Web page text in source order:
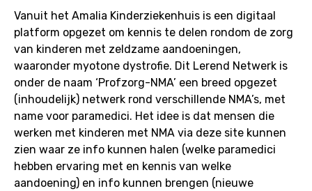
Vanuit het Amalia Kinderziekenhuis is een digitaal
platform opgezet om kennis te delen rondom de zorg
van kinderen met zeldzame aandoeningen,
waaronder myotone dystrofie. Dit Lerend Netwerk is
onder de naam ‘Profzorg-NMA’ een breed opgezet
(inhoudelijk) netwerk rond verschillende NMA’s, met
name voor paramedici. Het idee is dat mensen die
werken met kinderen met NMA via deze site kunnen
zien waar ze info kunnen halen (welke paramedici
hebben ervaring met en kennis van welke
aandoening) en info kunnen brengen (nieuwe